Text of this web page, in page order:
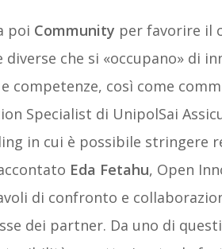
poi Community per favorire il
che si «occupano» di
competenze, così come
Specialist di UnipolSai
in cui è possibile stringere
Eda Fetahu, Open
di confronto e
dei partner. Da uno di